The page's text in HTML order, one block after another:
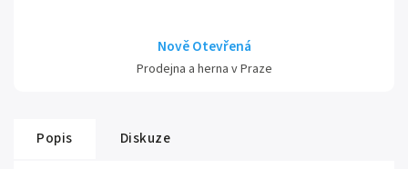
Nově Otevřená
Prodejna a herna v Praze
Popis Diskuze